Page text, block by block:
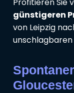
Profitieren Sie
günstigeren
von Leipzig
unschlagbaren